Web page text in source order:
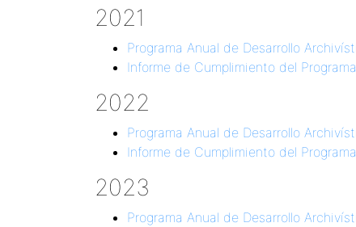
2021
Programa Anual de Desarrollo
Informe de Cumplimiento del
2022
Programa Anual de Desarrollo
Informe de Cumplimiento del
2023
Programa Anual de Desarrollo